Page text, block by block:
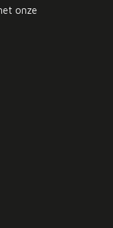
onze